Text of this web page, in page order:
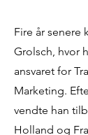
Fire år senere
Grolsch, hvor
ansvaret for
Marketing.
vendte han
Holland og